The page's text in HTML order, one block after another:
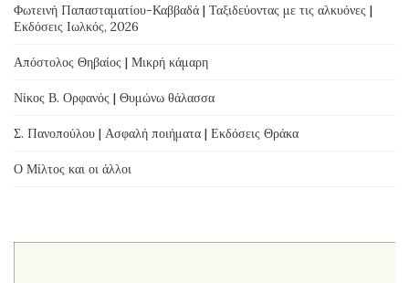
Φωτεινή Παπασταματίου-Καββαδά | Ταξιδεύοντας με τις αλκυόνες |
Εκδόσεις Ιωλκός, 2026
Απόστολος Θηβαίος | Μικρή κάμαρη
Νίκος Β. Ορφανός | Θυμώνω θάλασσα
Σ. Πανοπούλου | Ασφαλή ποιήματα | Εκδόσεις Θράκα
Ο Μίλτος και οι άλλοι